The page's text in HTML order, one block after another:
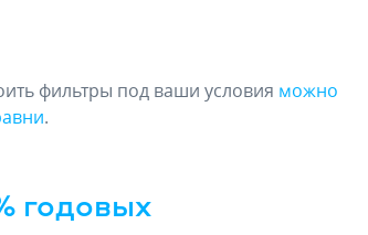
фильтры под ваши условия можно
.
годовых